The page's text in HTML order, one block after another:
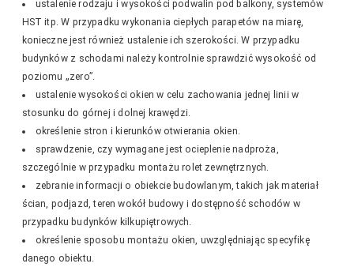
ustalenie rodzaju i wysokości podwalin pod balkony, systemów
HST itp. W przypadku wykonania ciepłych parapetów na miarę,
konieczne jest również ustalenie ich szerokości. W przypadku
budynków z schodami należy kontrolnie sprawdzić wysokość od
poziomu „zero”.
ustalenie wysokości okien w celu zachowania jednej linii w
stosunku do górnej i dolnej krawędzi.
określenie stron i kierunków otwierania okien.
sprawdzenie, czy wymagane jest ocieplenie nadproża,
szczególnie w przypadku montażu rolet zewnętrznych.
zebranie informacji o obiekcie budowlanym, takich jak materiał
ścian, podjazd, teren wokół budowy i dostępność schodów w
przypadku budynków kilkupiętrowych.
określenie sposobu montażu okien, uwzględniając specyfikę
danego obiektu.